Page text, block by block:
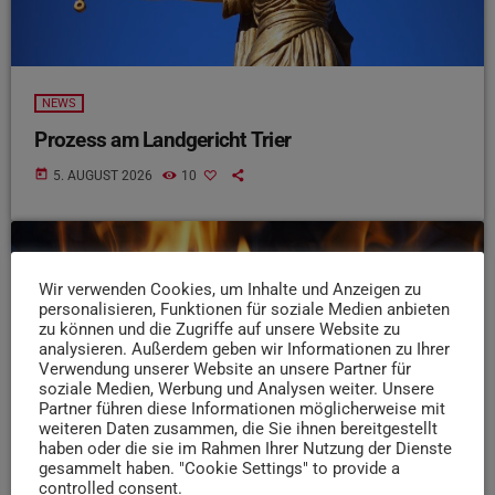
NEWS
Prozess am Landgericht Trier
today 5. AUGUST 2026 10
Wir verwenden Cookies, um Inhalte und Anzeigen zu
personalisieren, Funktionen für soziale Medien anbieten
zu können und die Zugriffe auf unsere Website zu
analysieren. Außerdem geben wir Informationen zu Ihrer
Verwendung unserer Website an unsere Partner für
soziale Medien, Werbung und Analysen weiter. Unsere
Partner führen diese Informationen möglicherweise mit
weiteren Daten zusammen, die Sie ihnen bereitgestellt
haben oder die sie im Rahmen Ihrer Nutzung der Dienste
gesammelt haben. "Cookie Settings" to provide a
controlled consent.